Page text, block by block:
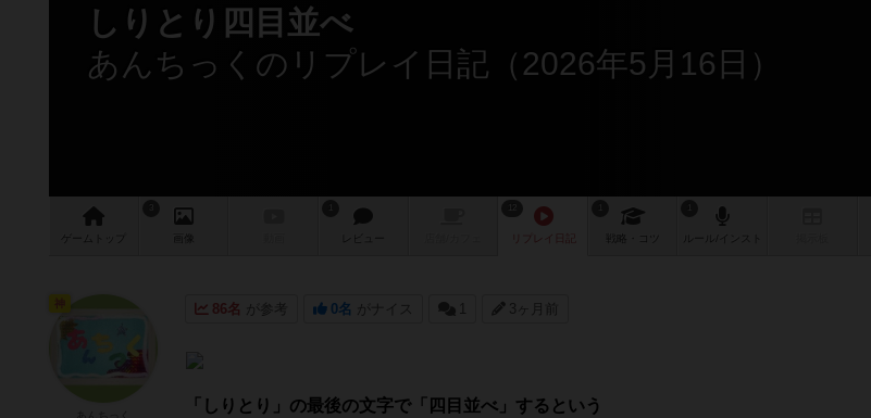
しりとり四目並べ
あんちっくのリプレイ日記（2026年5月16日）
ゲーム 画像 レビュー 戦略
86名 が参考 0名 がナイス 1 3ヶ月前
「しりとり」の最後の文字で「四目並べ」するという